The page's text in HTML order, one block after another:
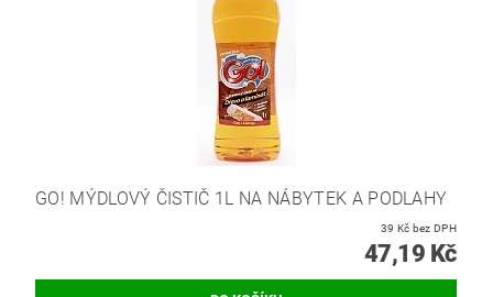
GO! MÝDLOVÝ ČISTIČ 1L NA NÁBYTEK A PODLAHY
39 Kč bez DPH
47,19 Kč